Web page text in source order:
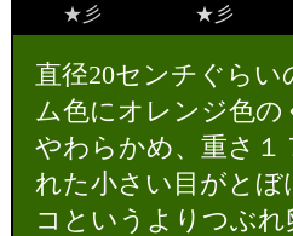
★彡 ★彡
直径20センチぐら
ム色にオレンジ色
やわらかめ、重さ１
れた小さい目がと
コというよりつぶ